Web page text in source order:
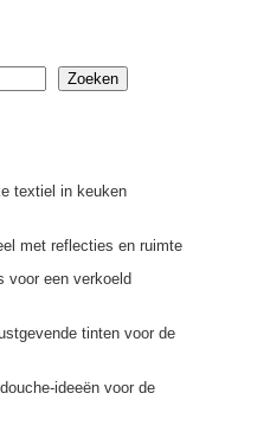
Zoeken
textiel in keuken
met reflecties en ruimte
voor een verkoeld
tinten voor de
ideeën voor de